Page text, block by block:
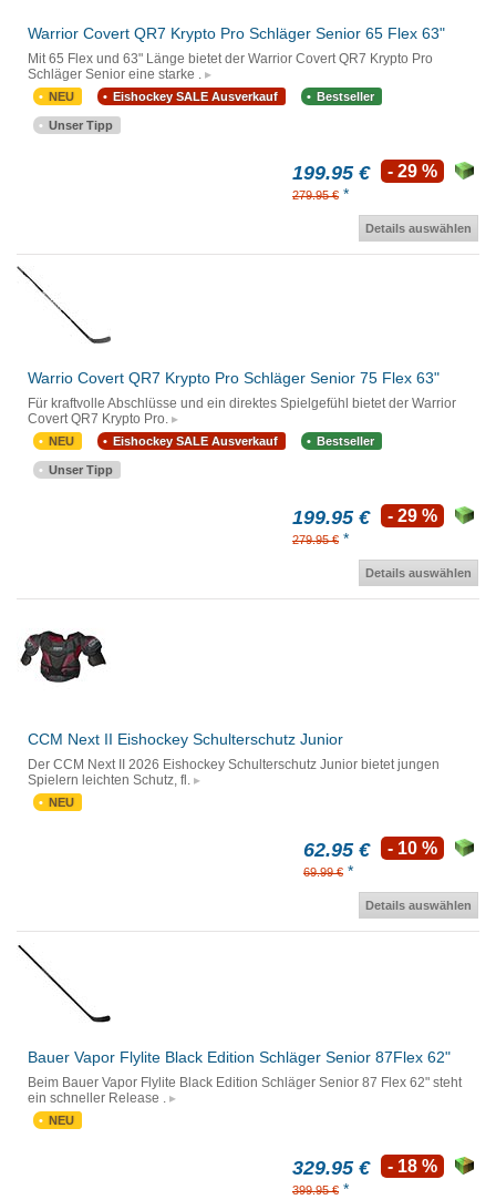
Warrior Covert QR7 Krypto Pro Schläger Senior 65 Flex 63"
Mit 65 Flex und 63" Länge bietet der Warrior Covert QR7 Krypto Pro
Schläger Senior eine starke .
NEU Eishockey SALE Ausverkauf Bestseller
Unser Tipp
199.95 €
279.95 € *
- 29 %
Details auswählen
Warrio Covert QR7 Krypto Pro Schläger Senior 75 Flex 63"
Für kraftvolle Abschlüsse und ein direktes Spielgefühl bietet der Warrior
Covert QR7 Krypto Pro.
NEU Eishockey SALE Ausverkauf Bestseller
Unser Tipp
199.95 €
279.95 € *
- 29 %
Details auswählen
CCM Next II Eishockey Schulterschutz Junior
Der CCM Next II 2026 Eishockey Schulterschutz Junior bietet jungen
Spielern leichten Schutz, fl.
NEU
62.95 €
69.99 € *
- 10 %
Details auswählen
Bauer Vapor Flylite Black Edition Schläger Senior 87Flex 62"
Beim Bauer Vapor Flylite Black Edition Schläger Senior 87 Flex 62" steht
ein schneller Release .
NEU
329.95 €
399.95 € *
- 18 %